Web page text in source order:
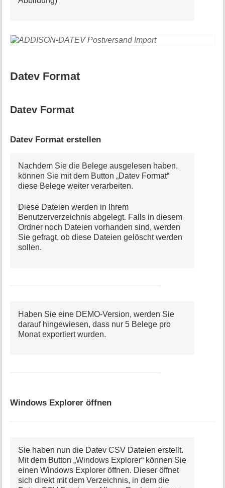
Datev Format
Datev Format
Datev Format erstellen
Nachdem Sie die Belege ausgelesen haben,
können Sie mit dem Button „Datev Format“
diese Belege weiter verarbeiten.
Diese Dateien werden in Ihrem
Benutzerverzeichnis abgelegt. Falls in diesem
Ordner noch Dateien vorhanden sind, werden
Sie gefragt, ob diese Dateien gelöscht werden
sollen.
Haben Sie eine DEMO-Version, werden Sie
darauf hingewiesen, dass nur 5 Belege pro
Monat exportiert wurden.
Windows Explorer öffnen
Sie haben nun die Datev CSV Dateien erstellt.
Mit dem Button „Windows Explorer“ können Sie
einen Windows Explorer öffnen. Dieser öffnet
sich direkt mit dem Verzeichnis, in dem die